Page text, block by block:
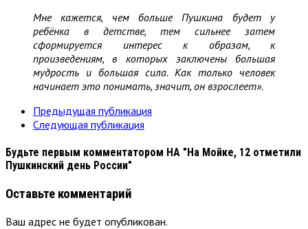
Мне кажется, чем больше Пушкина будет у
ребёнка в детстве, тем сильнее затем
сформируется интерес к образам, к
произведениям, в которых заключены большая
мудрость и большая сила. Как только человек
начинает это понимать, значит, он взрослеет».
Предыдущая публикация
Следующая публикация
Будьте первым комментатором НА "На Мойке, 12 отметили
Пушкинский день России"
Оставьте комментарий
Ваш адрес не будет опубликован.